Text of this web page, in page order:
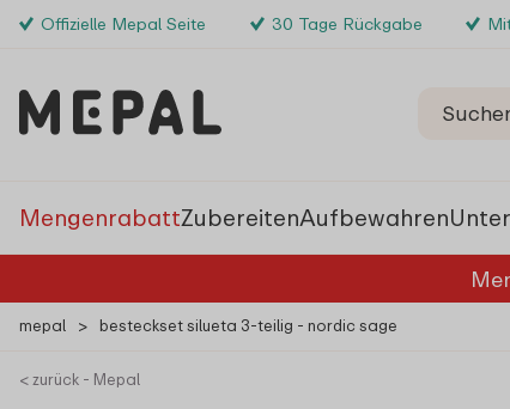
Offizielle Mepal Seite 30 Tage Rückgabe
MengenrabattZubereitenAufbewahren
mepal > besteckset silueta 3-teilig - nordic sage
< zurück - Mepal